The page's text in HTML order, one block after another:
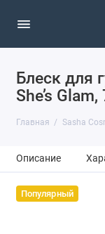
Блеск для
She’s
Главная Sasha
Описание
Популярный